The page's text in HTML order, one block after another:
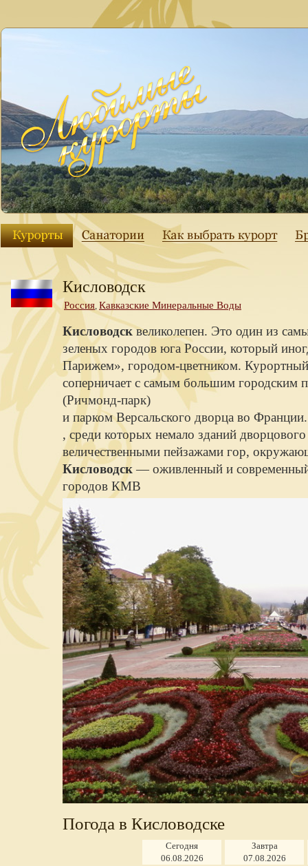
Кисловодск
Россия, Кавказские Минеральные Воды
Кисловодсквеликолепен. Это один из
зеленых городов юга России, который
Парижем», городом-цветником.
соперничает с самым большим городским
(Ричмонд-парк)
и парком Версальского дворца во
, среди которых немало зданий
величественными пейзажами гор,
Кисловодск — оживленный и
городов КМВ
Погода в Кисловодске
Сегодня
06.08.2026
Завтра
07.08.2026